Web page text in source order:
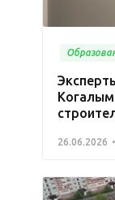
26.06.2026